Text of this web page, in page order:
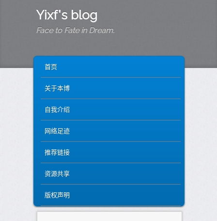
Yixf's blog
Face to Fate in Dream.
SKIP TO PRIMARY CONTENT
SKIP TO SECONDARY CONTENT
首页
关于本博
自我介绍
网络足迹
推荐链接
资源共享
版权声明